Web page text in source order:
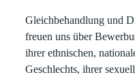
Gleichbehandlung und
freuen uns über
ihrer ethnischen,
Geschlechts, ihrer